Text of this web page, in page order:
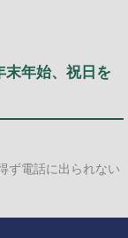
年始、祝日を
電話に出られない